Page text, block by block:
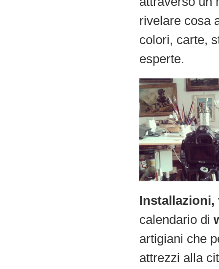
rivelare cosa
colori, carte,
esperte.
calendario di
artigiani che
attrezzi alla